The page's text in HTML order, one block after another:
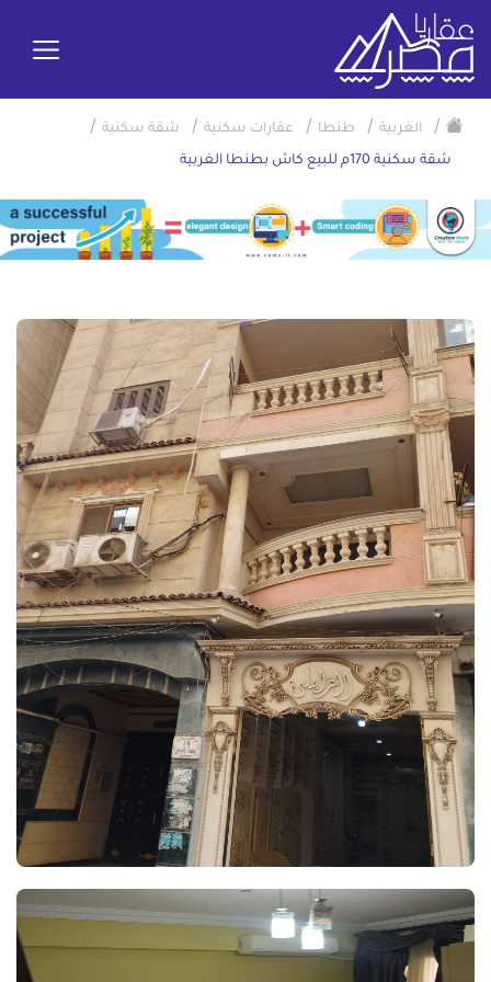
/ الغربية / طنطا / عقارات سكنية / شقة سكنية /
شقة سكنية 170م للبيع كاش بطنطا الغربية